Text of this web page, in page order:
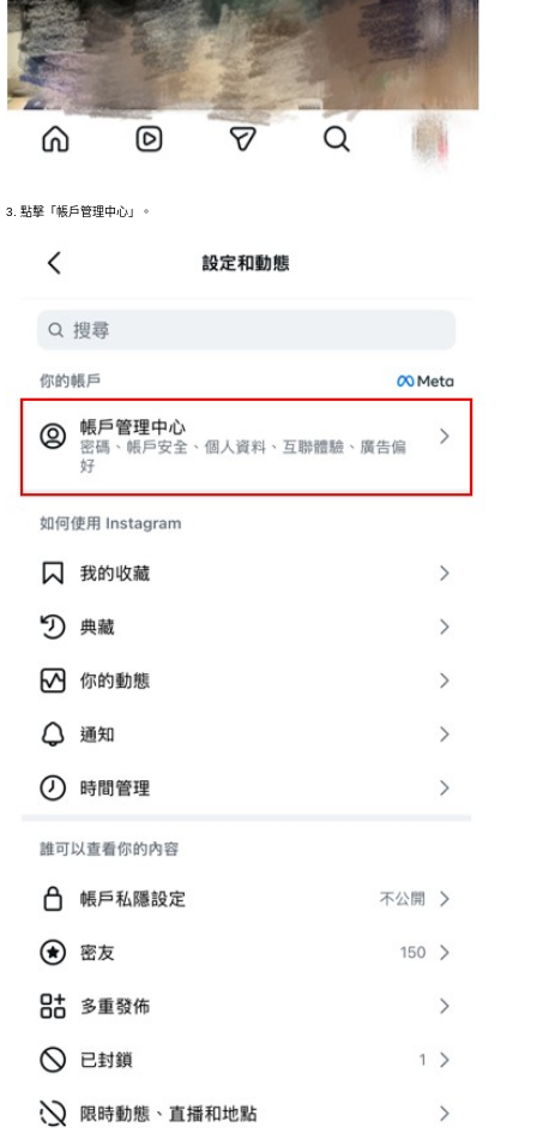
3. 點擊「帳戶管理中心」。